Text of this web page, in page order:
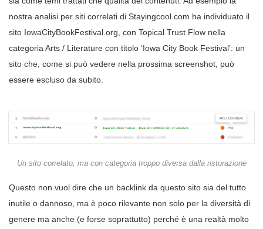
nostra analisi per siti correlati di Stayingcool.com ha individuato il
sito IowaCityBookFestival.org, con Topical Trust Flow nella
categoria Arts / Literature con titolo ‘Iowa City Book Festival’: un
sito che, come si può vedere nella prossima screenshot, può
essere escluso da subito.
Un sito correlato, ma con categoria troppo diversa dalla ristorazione
Questo non vuol dire che un backlink da questo sito sia del tutto
inutile o dannoso, ma è poco rilevante non solo per la diversità di
genere ma anche (e forse soprattutto) perché è una realtà molto